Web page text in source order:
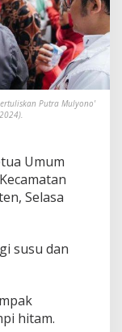
Putra Mulyono'
Umum
Selasa
susu dan
hitam.